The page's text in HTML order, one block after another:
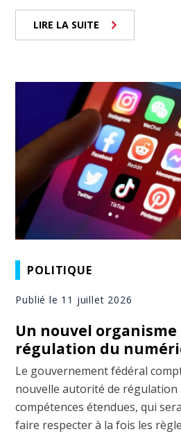
LIRE LA SUITE
POLITIQUE
Publié le 11 juillet 2026
Un nouvel organisme
régulation du
Le gouvernement fédéral
nouvelle autorité de régulation
compétences étendues, qui
faire respecter à la fois les